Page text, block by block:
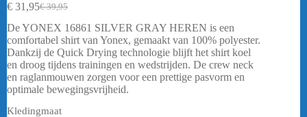
€39,95
Oorspronkelijke
prijs
was:
€ 39,95.
€ 31,95Huidige
prijs
is:
€ 31,95.
De YONEX 16861 SILVER GRAY HEREN is een
comfortabel shirt van Yonex, gemaakt van 100% polyester.
Dankzij de Quick Drying technologie blijft het shirt koel
en droog tijdens trainingen en wedstrijden. De crew neck
en raglanmouwen zorgen voor een prettige pasvorm en
optimale bewegingsvrijheid.
Kledingmaat